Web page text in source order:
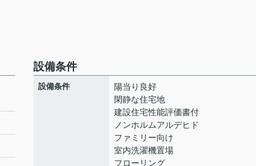
設備条件
設備条件
陽当り良好
閑静な住宅地
建設住宅性能評価書付
ノンホルムアルデヒド
ファミリー向け
室内洗濯機置場
フローリング